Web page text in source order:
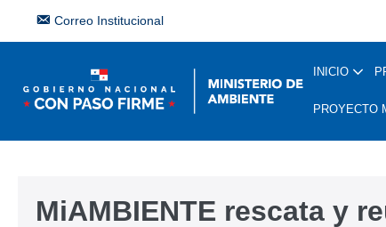
Correo Institucional
INICIO
PROYECTO
MiAMBIENTE rescata y